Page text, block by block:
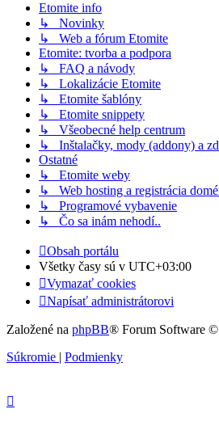
Etomite info
↳ Novinky
↳ Web a fórum Etomite
Etomite: tvorba a podpora
↳ FAQ a návody
↳ Lokalizácie Etomite
↳ Etomite šablóny
↳ Etomite snippety
↳ Všeobecné help centrum
↳ Inštalačky, mody (addony) a
Ostatné
↳ Etomite weby
↳ Web hosting a registrácia
↳ Programové vybavenie
↳ Čo sa inám nehodí..
Obsah portálu
Všetky časy sú v UTC+03:00
Vymazať cookies
Napísať administrátorovi
Založené na phpBB® Forum Software
Súkromie | Podmienky